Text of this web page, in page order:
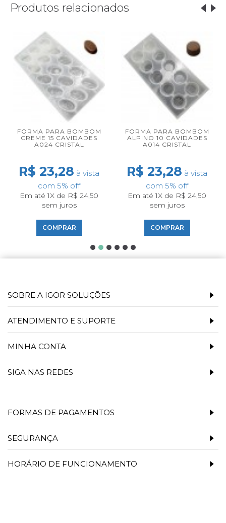
Produtos relacionados
FORMA PARA BOMBOM
CREME 15 CAVIDADES
A024 CRISTAL
R$ 23,28 à vista
com 5% off
Em até 1X de R$ 24,50
sem juros
COMPRAR
FORMA PARA BOMBOM
ALPINO 10 CAVIDADES
A014 CRISTAL
R$ 23,28 à vista
com 5% off
Em até 1X de R$ 24,50
sem juros
COMPRAR
SOBRE A IGOR SOLUÇÕES
ATENDIMENTO E SUPORTE
MINHA CONTA
SIGA NAS REDES
FORMAS DE PAGAMENTOS
SEGURANÇA
HORÁRIO DE FUNCIONAMENTO